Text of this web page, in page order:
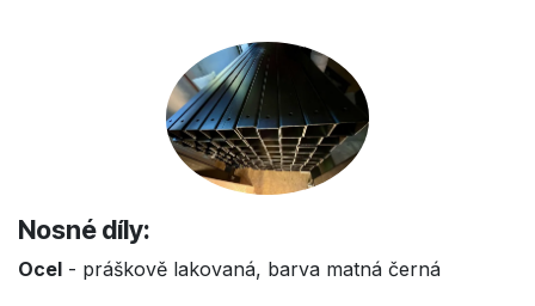
Nosné díly:
Ocel - práškově lakovaná, barva matná černá